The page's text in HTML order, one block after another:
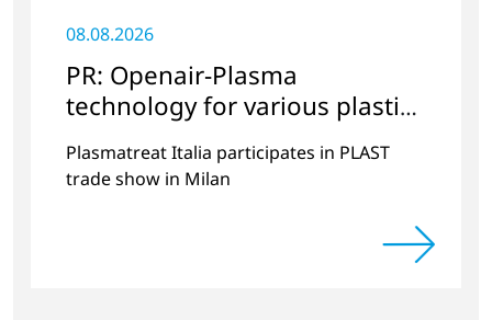
08.08.2026
PR: Openair-Plasma
technology for various plastics
applications
Plasmatreat Italia participates in PLAST
trade show in Milan